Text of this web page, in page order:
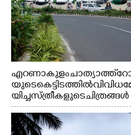
എറണാകുളം ചാത്യാത്ത്
യുടെ കെട്ടിടത്തിൽ വിവിധ
യിച്ച സ്ത്രീകളുടെ